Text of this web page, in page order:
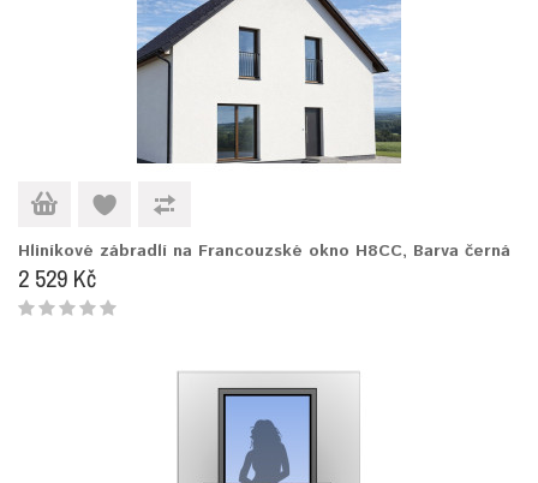
Hliníkové zábradlí na Francouzské okno H8CC, Barva černá
2 529 Kč